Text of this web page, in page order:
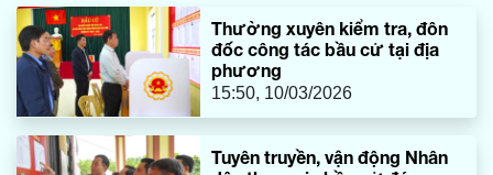
phương trên địa bàn tỉnh.
Thường xuyên kiểm tra, đôn
đốc công tác bầu cử tại địa
phương
15:50, 10/03/2026
Tuyên truyền, vận động Nhân